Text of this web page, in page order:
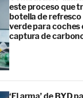
este proceso que
botella de
verde para
captura de
‘El arma’ de BYD